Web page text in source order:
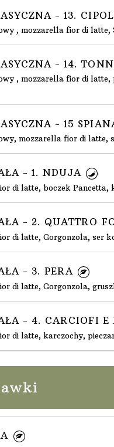
- 13.
, mozzarella fior di latte,
- 14.
, mozzarella fior di latte,
- 15
mozzarella fior di latte,
- 1. NDUJA
di latte, boczek Pancetta,
- 2. QUATTRO
di latte, Gorgonzola, ser
- 3. PERA
di latte, Gorgonzola,
- 4. CARCIOFI E
di latte, karczochy,